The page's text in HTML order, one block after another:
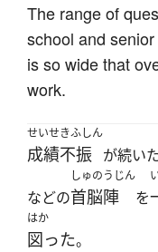
The range of
school and
is so wide that
work.
せいせきふしん
成績不振 が続い
などの
しゅのうじん
首脳陣 を
はか
図った。